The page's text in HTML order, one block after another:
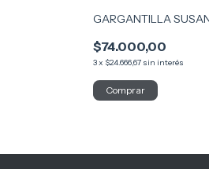
GARGANTILLA
$74.000,00
3x $24.666,67 sin interés